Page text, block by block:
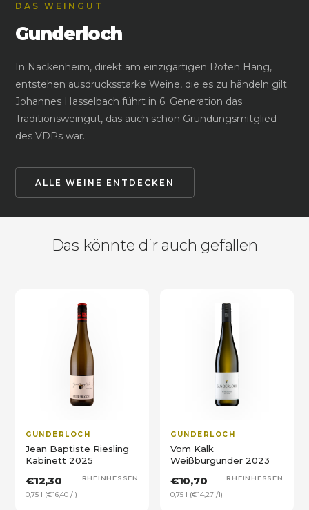
DAS WEINGUT
Gunderloch
In Nackenheim, direkt am einzigartigen Roten Hang,
entstehen ausdrucksstarke Weine, die es zu händeln gilt.
Johannes Hasselbach führt in 6. Generation das
Traditionsweingut, das auch schon Gründungsmitglied
des VDPs war.
ALLE WEINE ENTDECKEN
Das könnte dir auch gefallen
GUNDERLOCH
Jean Baptiste Riesling
Kabinett 2025
€12,30
0,75 l (€16,40 /l)
RHEINHESSEN
GUNDERLOCH
Vom Kalk
Weißburgunder 2023
€10,70
0,75 l (€14,27 /l)
RHEINHESSEN